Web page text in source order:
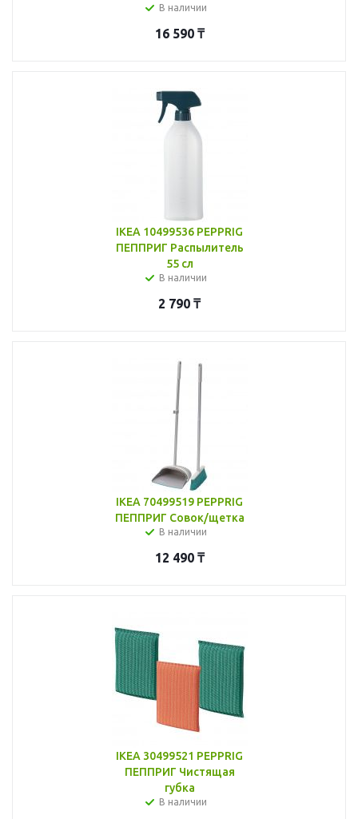
В наличии
16 590₸
IKEA 10499536 PEPPRIG
ПЕППРИГ Распылитель
55 сл
В наличии
2 790 ₸
IKEA 70499519 PEPPRIG
ПЕППРИГ Совок/щетка
В наличии
12 490₸
IKEA 30499521 PEPPRIG
ПЕППРИГ Чистящая
губка
В наличии